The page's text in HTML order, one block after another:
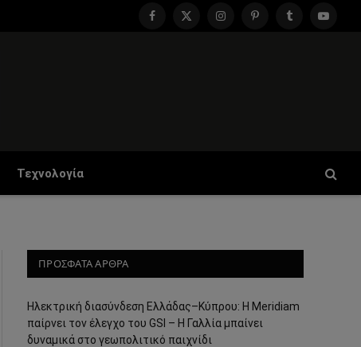
Facebook
X
InstagramPinterestTumblr
Τεχνολογία
ΠΡΟΣΦΑΤΑ ΑΡΘΡΑ
Ηλεκτρική διασύνδεση Ελλάδας–Κύπρου: Η Meridiam
παίρνει τον έλεγχο του GSI – Η Γαλλία μπαίνει
δυναμικά στο γεωπολιτικό παιχνίδι